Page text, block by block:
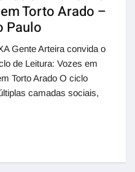
Torto Arado –
Paulo
Gente Arteira convida o
de Leitura: Vozes em
Torto Arado O ciclo
camadas sociais,